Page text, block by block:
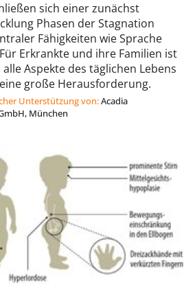
sich einer zunächst
Phasen der Stagnation
Fähigkeiten wie Sprache
Erkrankte und ihre Familien ist
Aspekte des täglichen Lebens
große Herausforderung.
Unterstützung von:Acadia
München